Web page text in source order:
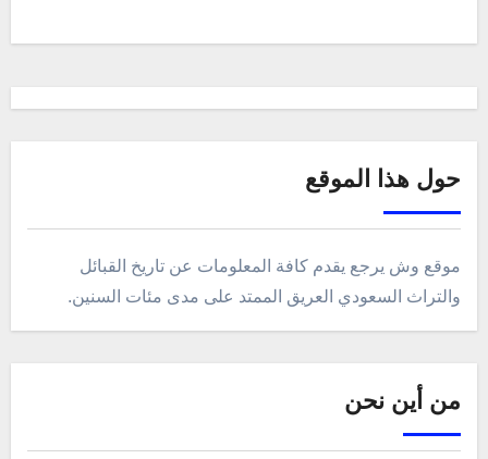
حول هذا الموقع
موقع وش يرجع يقدم كافة المعلومات عن تاريخ القبائل
والتراث السعودي العريق الممتد على مدى مئات السنين.
من أين نحن